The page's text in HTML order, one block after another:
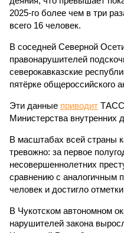
2025-го более чем в три
всего 16 человек.
В соседней Северной
правонарушителей
северокавказские
пятёрке общероссийского
Эти данные приводит
Министерства внутренних
В масштабах всей страны
тревожно: за первое
несовершеннолетних
сравнению с аналогичным
человек и достигло
В Чукотском автономном
нарушителей закона